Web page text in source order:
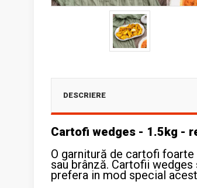
DESCRIERE
Cartofi wedges - 1.5kg -
O garnitură de cartofi
sau brânză. Cartofii
prefera in mod special